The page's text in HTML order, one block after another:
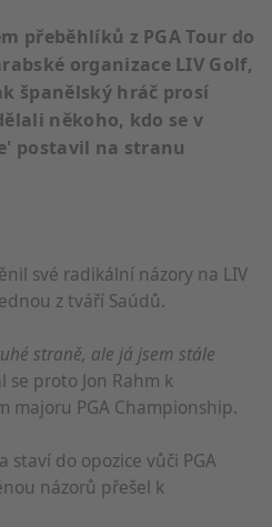
přeběhlíků z PGA Tour do
organizace LIV Golf,
španělský hráč prosí
někoho, kdo se v
postavil na stranu
své radikální názory na LIV
z tváří Saúdů.
straně, ale já jsem stále
proto Jon Rahm k
majoru PGA Championship.
staví do opozice vůči PGA
názorů přešel k